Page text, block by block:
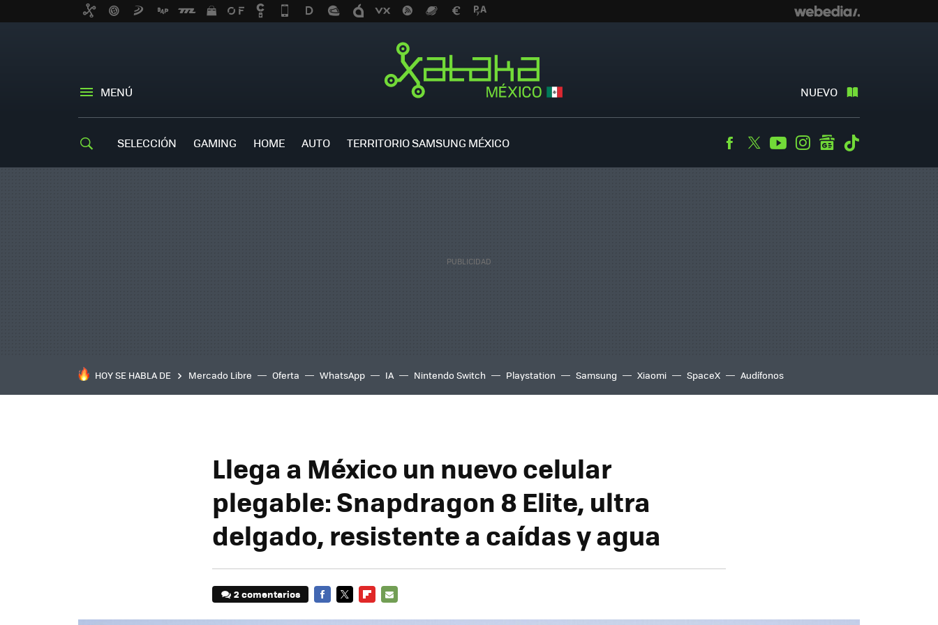
MENÚ NUEVO
SELECCIÓN GAMING HOME AUTO TERRITORIO SAMSUNG MÉXICO Facebook
TwitterYoutubeInstagramgooglenews
HOY SE HABLA DE Mercado Libre Oferta WhatsApp IA Nintendo Switch Playstation Samsung Xiaomi SpaceX Audífonos
Llega a México un nuevo celular
plegable: Snapdragon 8 Elite, ultra
delgado, resistente a caídas y agua
2 comentarios